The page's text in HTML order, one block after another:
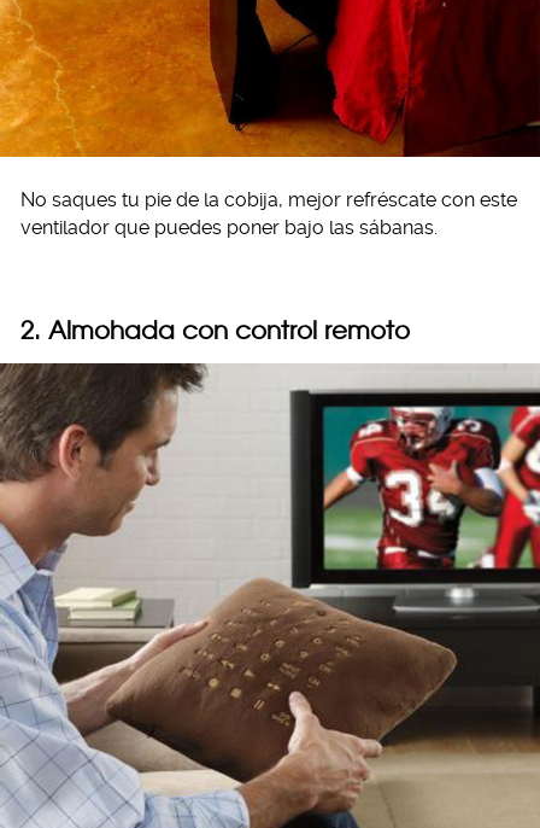
No saques tu pie de la cobija, mejor refréscate con este
ventilador que puedes poner bajo las sábanas.
2. Almohada con control remoto